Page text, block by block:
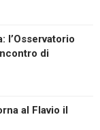
l’Osservatorio
di
al Flavio il